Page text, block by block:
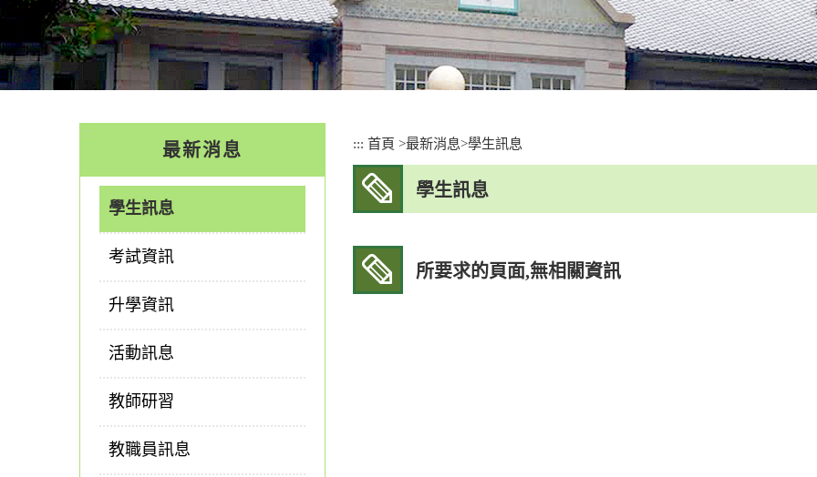
:::
最新消息
學生訊息
考試資訊
升學資訊
活動訊息
教師研習
教職員訊息
::: 首頁 >最新消息>學生訊息
學生訊息
所要求的頁面,無相關資訊